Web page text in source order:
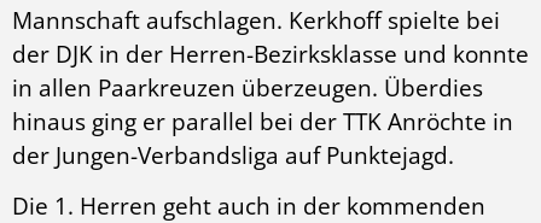
Mannschaft aufschlagen. Kerkhoff spielte bei
der DJK in der Herren-Bezirksklasse und konnte
in allen Paarkreuzen überzeugen. Überdies
hinaus ging er parallel bei der TTK Anröchte in
der Jungen-Verbandsliga auf Punktejagd.
Die 1. Herren geht auch in der kommenden